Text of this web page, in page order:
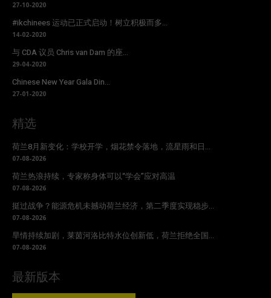
27-10-2020
#ikchinees 运动已正式启动！树立积极而多...
14-02-2020
与 CDA 议员 Chris van Dam 的座...
29-04-2020
Chinese New Year Gala Din...
27-01-2020
精选
荷兰8月新变化：学校开学，烟花禁令落地，流星雨和日...
07-08-2026
荷兰热浪持续，专家称身体可以“学会”应对高温
07-08-2026
挺过战争？能源危机未撼动荷兰经济，第二季度实现稳步...
07-08-2026
旱情持续加剧，莱茵河洛比特水位创新低，荷兰拒绝全国...
07-08-2026
最新版本